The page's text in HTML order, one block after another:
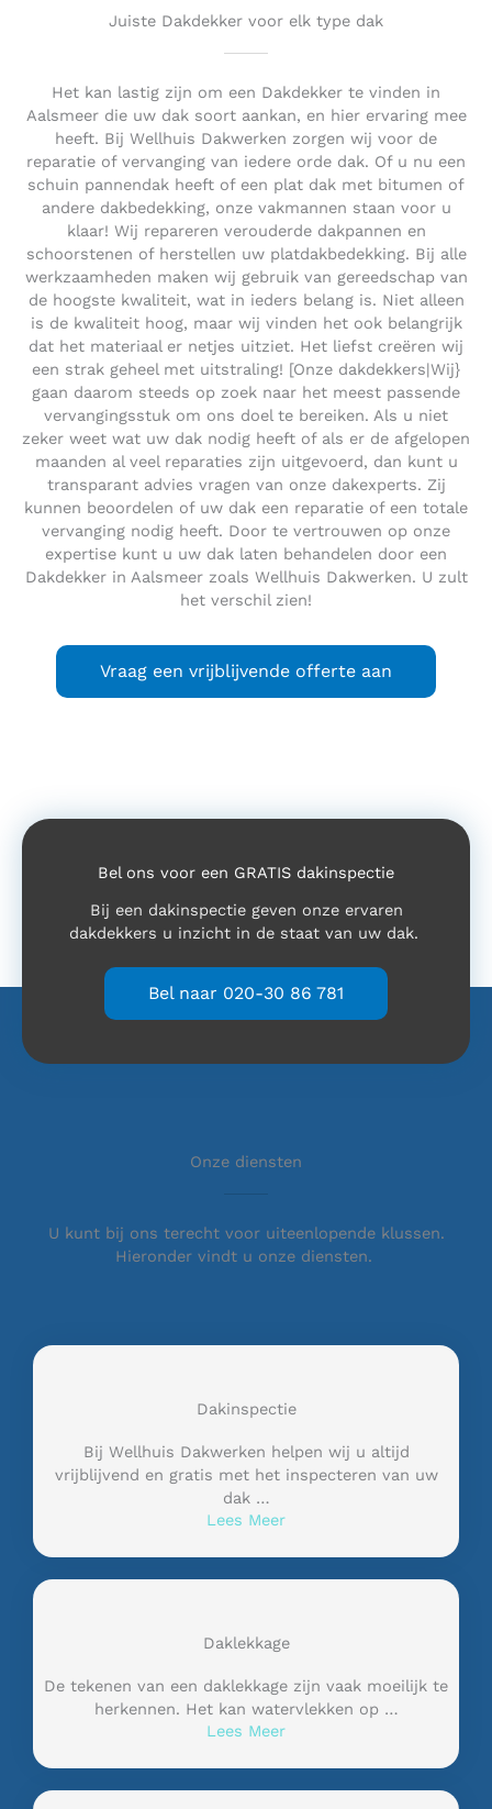
Juiste Dakdekker voor elk type dak
Het kan lastig zijn om een Dakdekker te vinden in
Aalsmeer die uw dak soort aankan, en hier ervaring mee
heeft. Bij Wellhuis Dakwerken zorgen wij voor de
reparatie of vervanging van iedere orde dak. Of u nu een
schuin pannendak heeft of een plat dak met bitumen of
andere dakbedekking, onze vakmannen staan voor u
klaar! Wij repareren verouderde dakpannen en
schoorstenen of herstellen uw platdakbedekking. Bij alle
werkzaamheden maken wij gebruik van gereedschap van
de hoogste kwaliteit, wat in ieders belang is. Niet alleen
is de kwaliteit hoog, maar wij vinden het ook belangrijk
dat het materiaal er netjes uitziet. Het liefst creëren wij
een strak geheel met uitstraling! [Onze dakdekkers|Wij}
gaan daarom steeds op zoek naar het meest passende
vervangingsstuk om ons doel te bereiken. Als u niet
zeker weet wat uw dak nodig heeft of als er de afgelopen
maanden al veel reparaties zijn uitgevoerd, dan kunt u
transparant advies vragen van onze dakexperts. Zij
kunnen beoordelen of uw dak een reparatie of een totale
vervanging nodig heeft. Door te vertrouwen op onze
expertise kunt u uw dak laten behandelen door een
Dakdekker in Aalsmeer zoals Wellhuis Dakwerken. U zult
het verschil zien!
Vraag een vrijblijvende offerte aan
Bel ons voor een GRATIS dakinspectie
Bij een dakinspectie geven onze ervaren
dakdekkers u inzicht in de staat van uw dak.
Bel naar 020-30 86 781
Onze diensten
U kunt bij ons terecht voor uiteenlopende klussen.
Hieronder vindt u onze diensten.
Dakinspectie
Bij Wellhuis Dakwerken helpen wij u altijd
vrijblijvend en gratis met het inspecteren van uw
dak …
Lees Meer
Daklekkage
De tekenen van een daklekkage zijn vaak moeilijk te
herkennen. Het kan watervlekken op …
Lees Meer